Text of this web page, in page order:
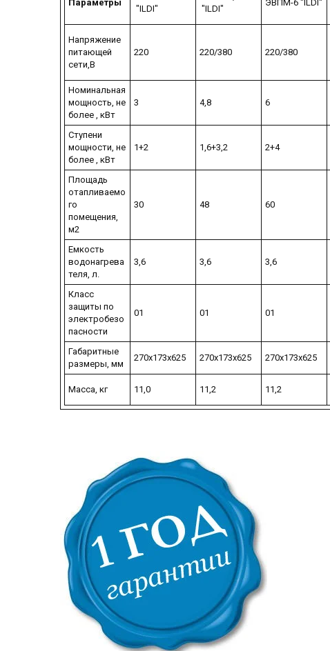
Параметры
"ILDI"
"ILDI"
ЭВПМ-6 "ILDI"
Напряжение
питающей
сети,В
220 220/380 220/380
Номинальная
мощность, не
более , кВт
3 4,8 6
Ступени
мощности, не
более , кВт
1+2 1,6+3,2 2+4
Площадь
отапливаемо
го
помещения,
м2
30 48 60
Емкость
водонагрева
теля, л.
3,6 3,6 3,6
Класс
защиты по
электробезо
пасности
01 01 01
Габаритные
размеры, мм
270х173х625 270х173х625 270х173х625
Масса, кг 11,0 11,2 11,2